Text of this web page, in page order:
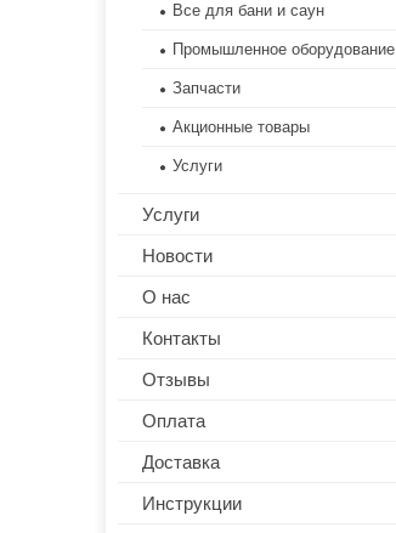
Все для бани и саун
Промышленное оборудование
Запчасти
Акционные товары
Услуги
Услуги
Новости
О нас
Контакты
Отзывы
Оплата
Доставка
Инструкции